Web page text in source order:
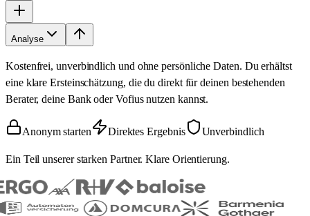
Analyse
Kostenfrei, unverbindlich und ohne persönliche Daten. Du erhältst
eine klare Ersteinschätzung, die du direkt für deinen bestehenden
Berater, deine Bank oder Vofius nutzen kannst.
Anonym starten Direktes Ergebnis Unverbindlich
Ein Teil unserer starken Partner. Klare Orientierung.